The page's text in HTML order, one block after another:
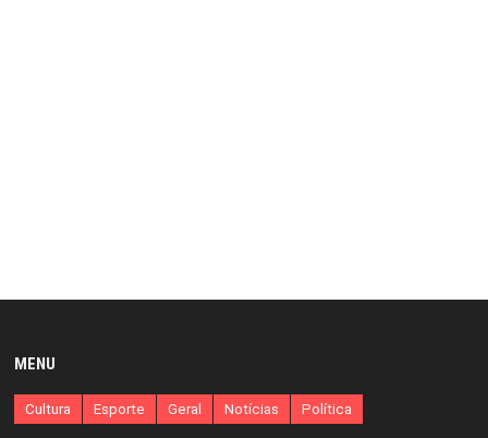
MENU
Cultura Esporte Geral Notícias Política